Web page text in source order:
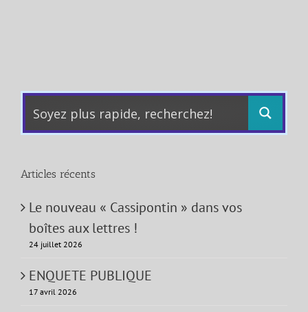
Articles récents
Le nouveau « Cassipontin » dans vos
boîtes aux lettres !
24 juillet 2026
ENQUETE PUBLIQUE
17 avril 2026